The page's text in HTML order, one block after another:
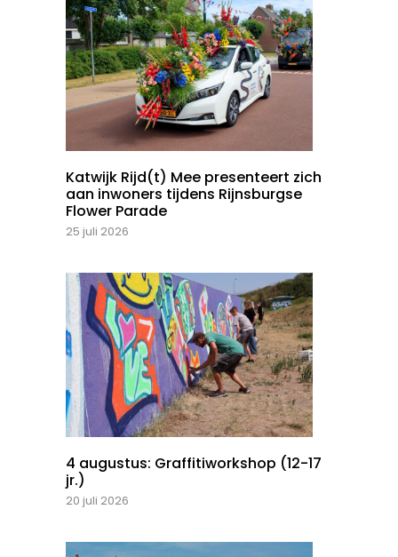
Katwijk Rijd(t) Mee presenteert zich
aan inwoners tijdens Rijnsburgse
Flower Parade
25 juli 2026
4 augustus: Graffitiworkshop (12-17
jr.)
20 juli 2026